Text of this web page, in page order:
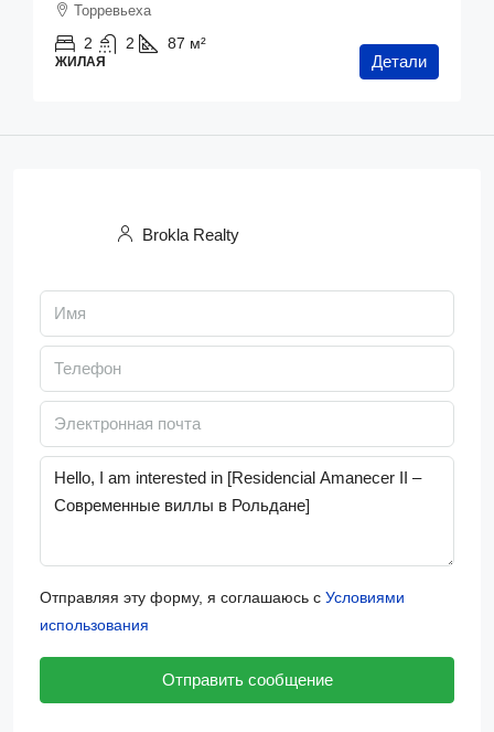
Торревьеха
2 2 87 м²
ЖИЛАЯ Детали
Brokla Realty
Отправляя эту форму, я соглашаюсь с Условиями
использования
Отправить сообщение